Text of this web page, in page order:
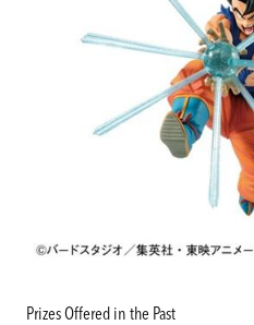
Prizes Offered in the Past